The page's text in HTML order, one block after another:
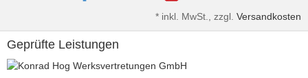
* inkl. MwSt., zzgl. Versandkosten
Geprüfte Leistungen